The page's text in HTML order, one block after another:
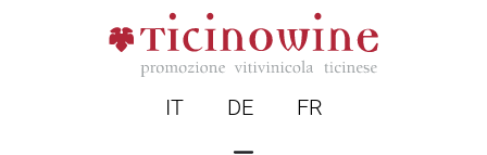
IT DE FR